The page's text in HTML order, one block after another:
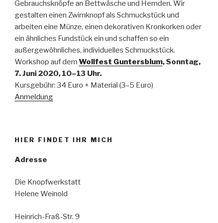
Gebrauchsknöpfe an Bettwäsche und Hemden. Wir
gestalten einen Zwirnknopf als Schmuckstück und
arbeiten eine Münze, einen dekorativen Kronkorken oder
ein ähnliches Fundstück ein und schaffen so ein
außergewöhnliches, individuelles Schmuckstück.
Workshop auf dem Wollfest Guntersblum, Sonntag,
7. Juni 2020, 10–13 Uhr.
Kursgebühr: 34 Euro + Material (3–5 Euro)
Anmeldung
HIER FINDET IHR MICH
Adresse
Die Knopfwerkstatt
Helene Weinold
Heinrich-Fraß-Str. 9